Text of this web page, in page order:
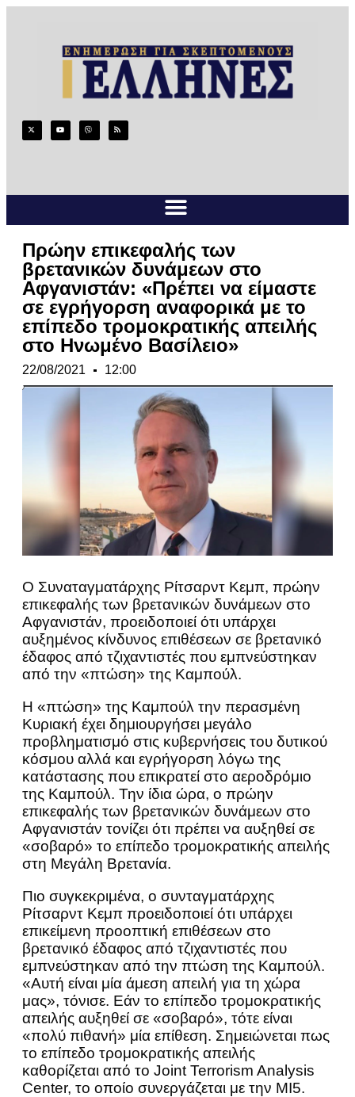
Πρώην επικεφαλής των
βρετανικών δυνάμεων στο
Αφγανιστάν: «Πρέπει να είμαστε
σε εγρήγορση αναφορικά με το
επίπεδο τρομοκρατικής απειλής
στο Ηνωμένο Βασίλειο»
22/08/2021 12:00
Ο Συναταγματάρχης Ρίτσαρντ Κεμπ, πρώην
επικεφαλής των βρετανικών δυνάμεων στο
Αφγανιστάν, προειδοποιεί ότι υπάρχει
αυξημένος κίνδυνος επιθέσεων σε βρετανικό
έδαφος από τζιχαντιστές που εμπνεύστηκαν
από την «πτώση» της Καμπούλ.
Η «πτώση» της Καμπούλ την περασμένη
Κυριακή έχει δημιουργήσει μεγάλο
προβληματισμό στις κυβερνήσεις του δυτικού
κόσμου αλλά και εγρήγορση λόγω της
κατάστασης που επικρατεί στο αεροδρόμιο
της Καμπούλ. Την ίδια ώρα, ο πρώην
επικεφαλής των βρετανικών δυνάμεων στο
Αφγανιστάν τονίζει ότι πρέπει να αυξηθεί σε
«σοβαρό» το επίπεδο τρομοκρατικής απειλής
στη Μεγάλη Βρετανία.
Πιο συγκεκριμένα, ο συνταγματάρχης
Ρίτσαρντ Κεμπ προειδοποιεί ότι υπάρχει
επικείμενη προοπτική επιθέσεων στο
βρετανικό έδαφος από τζιχαντιστές που
εμπνεύστηκαν από την πτώση της Καμπούλ.
«Αυτή είναι μία άμεση απειλή για τη χώρα
μας», τόνισε. Εάν το επίπεδο τρομοκρατικής
απειλής αυξηθεί σε «σοβαρό», τότε είναι
«πολύ πιθανή» μία επίθεση. Σημειώνεται πως
το επίπεδο τρομοκρατικής απειλής
καθορίζεται από το Joint Terrorism Analysis
Center, το οποίο συνεργάζεται με την MI5.